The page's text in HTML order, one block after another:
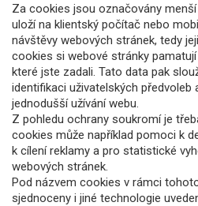
Za cookies jsou označovány
uloží na klientský počítač nebo
návštěvy webových stránek, tedy
cookies si webové stránky
které jste zadali. Tato data pak
identifikaci uživatelských předvoleb
jednodušší užívání webu.
Z pohledu ochrany soukromí je
cookies může například pomoci k
k cílení reklamy a pro statistické
webových stránek.
Pod názvem cookies v rámci
sjednoceny i jiné technologie